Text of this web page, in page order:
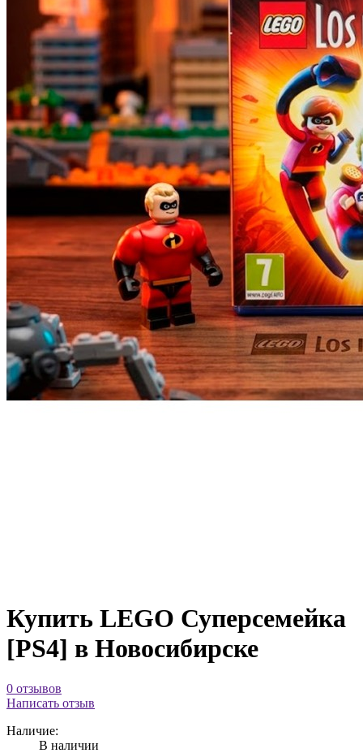
Купить LEGO Суперсемейка
[PS4] в Новосибирске
0 отзывов
Написать отзыв
Наличие:
В наличии